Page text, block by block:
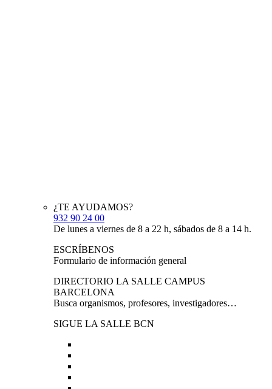
¿TE AYUDAMOS?
932 90 24 00
De lunes a viernes de 8 a 22 h, sábados de 8 a 14 h.
ESCRÍBENOS
Formulario de información general
DIRECTORIO LA SALLE CAMPUS
BARCELONA
Busca organismos, profesores, investigadores…
SIGUE LA SALLE BCN